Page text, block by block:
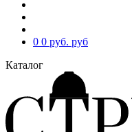
0 0 руб. руб
Каталог